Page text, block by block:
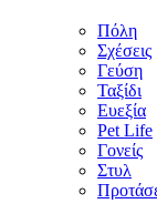
Πόλη
Σχέσεις
Γεύση
Ταξίδι
Ευεξία
Pet Life
Γονείς
Στυλ